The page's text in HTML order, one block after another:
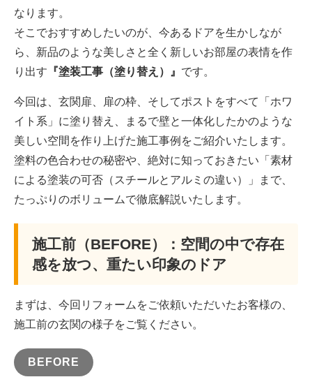
なります。
そこでおすすめしたいのが、今あるドアを生かしなが
ら、新品のような美しさと全く新しいお部屋の表情を作
り出す 『塗装工事（塗り替え）』 です。
今回は、玄関扉、扉の枠、そしてポストをすべて「ホワ
イト系」に塗り替え、まるで壁と一体化したかのような
美しい空間を作り上げた施工事例をご紹介いたします。
塗料の色合わせの秘密や、絶対に知っておきたい「素材
による塗装の可否（スチールとアルミの違い）」まで、
たっぷりのボリュームで徹底解説いたします。
施工前（BEFORE）：空間の中で存在
感を放つ、重たい印象のドア
まずは、今回リフォームをご依頼いただいたお客様の、
施工前の玄関の様子をご覧ください。
BEFORE